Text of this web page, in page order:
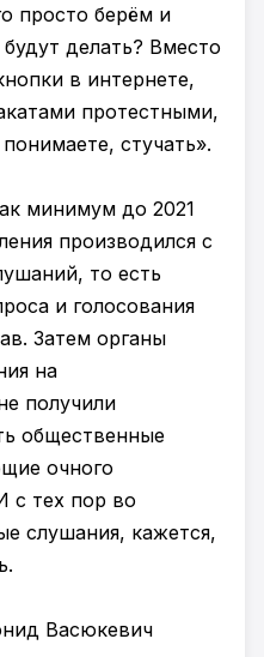
просто берём и
делать? Вместо
в интернете,
протестными,
стучать».
минимум до 2021
производился с
то есть
и голосования
Затем органы
на
получили
общественные
очного
с тех пор во
слушания, кажется,
Васюкевич